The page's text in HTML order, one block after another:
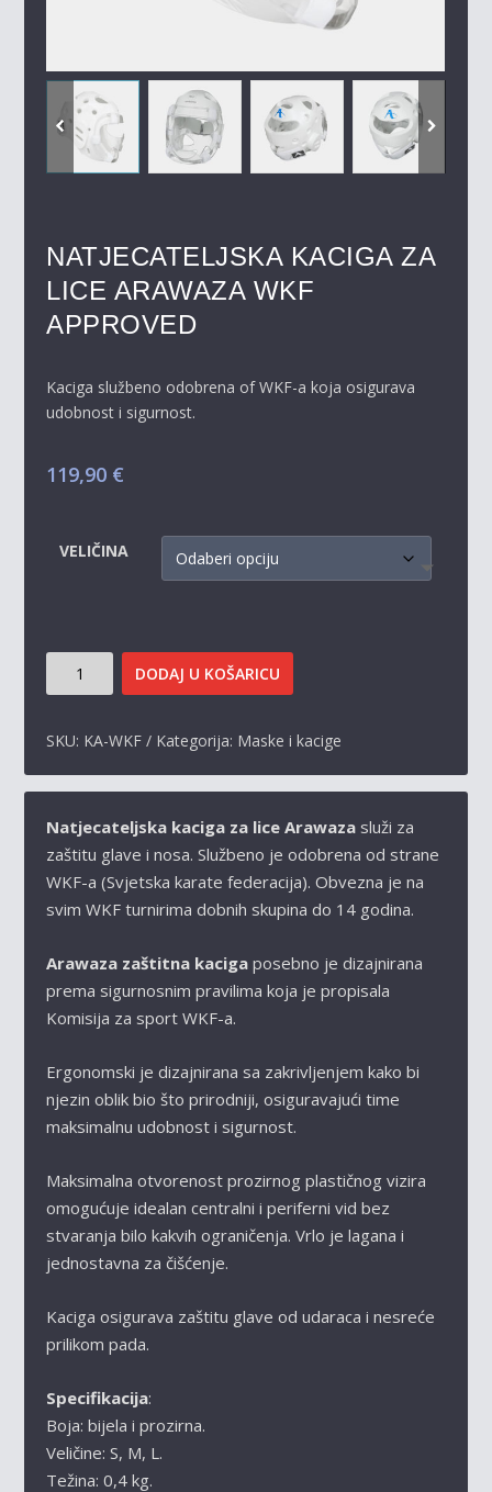
NATJECATELJSKA KACIGA ZA
LICE ARAWAZA WKF
APPROVED
Kaciga službeno odobrena of WKF-a koja osigurava
udobnost i sigurnost.
119,90 €
VELIČINA
KACIGA
LICE
WKF
KOLIČINA
DODAJ U KOŠARICU
SKU: KA-WKF Kategorija: Maske i kacige
Natjecateljska kaciga za lice Arawaza služi za
zaštitu glave i nosa. Službeno je odobrena od strane
WKF-a (Svjetska karate federacija). Obvezna je na
svim WKF turnirima dobnih skupina do 14 godina.
Arawaza zaštitna kaciga posebno je dizajnirana
prema sigurnosnim pravilima koja je propisala
Komisija za sport WKF-a.
Ergonomski je dizajnirana sa zakrivljenjem kako bi
njezin oblik bio što prirodniji, osiguravajući time
maksimalnu udobnost i sigurnost.
Maksimalna otvorenost prozirnog plastičnog vizira
omogućuje idealan centralni i periferni vid bez
stvaranja bilo kakvih ograničenja. Vrlo je lagana i
jednostavna za čišćenje.
Kaciga osigurava zaštitu glave od udaraca i nesreće
prilikom pada.
Specifikacija:
Boja: bijela i prozirna.
Veličine: S, M, L.
Težina: 0,4 kg.